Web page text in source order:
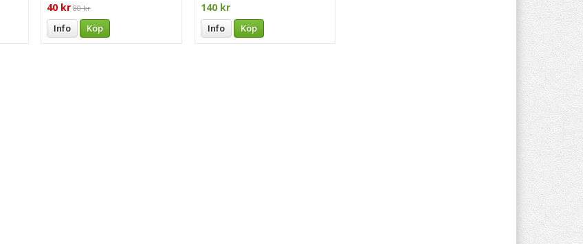
40 kr 80 kr
Info Köp
140 kr
Info Köp